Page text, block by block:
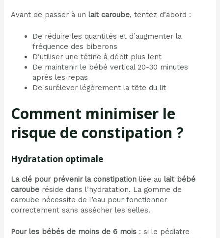
Avant de passer à un lait caroube, tentez d’abord :
De réduire les quantités et d’augmenter la
fréquence des biberons
D’utiliser une tétine à débit plus lent
De maintenir le bébé vertical 20-30 minutes
après les repas
De surélever légèrement la tête du lit
Comment minimiser le
risque de constipation ?
Hydratation optimale
La clé pour prévenir la constipation liée aulait bébé
caroube réside dans l’hydratation. La gomme de
caroube nécessite de l’eau pour fonctionner
correctement sans assécher les selles.
Pour les bébés de moins de 6 mois : si le pédiatre